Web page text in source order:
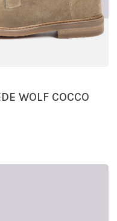
WOLF COCCO